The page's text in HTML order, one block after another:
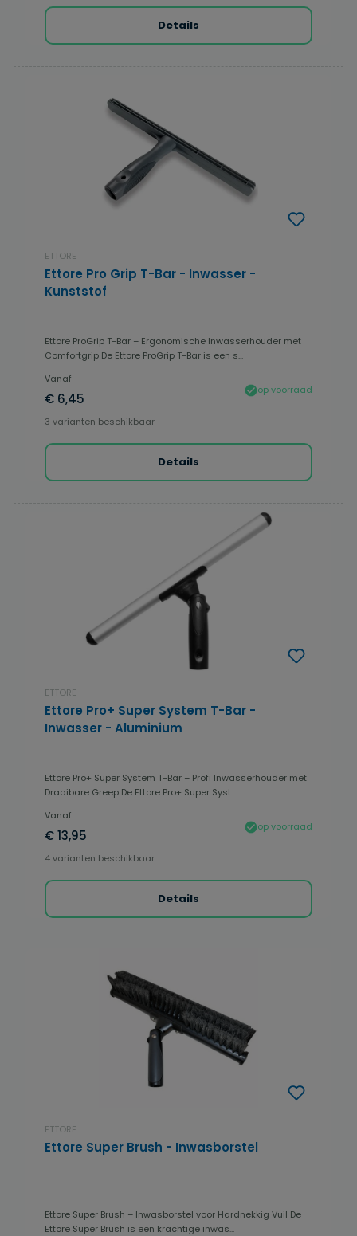
Details
ETTORE
Ettore Pro Grip T-Bar - Inwasser -
Kunststof
Ettore ProGrip T-Bar – Ergonomische Inwasserhouder met
Comfortgrip De Ettore ProGrip T-Bar is een s...
Vanaf
€ 6,45
op voorraad
3 varianten beschikbaar
Details
ETTORE
Ettore Pro+ Super System T-Bar -
Inwasser - Aluminium
Ettore Pro+ Super System T-Bar – Profi Inwasserhouder met
Draaibare Greep De Ettore Pro+ Super Syst...
Vanaf
€ 13,95
op voorraad
4 varianten beschikbaar
Details
ETTORE
Ettore Super Brush - Inwasborstel
Ettore Super Brush – Inwasborstel voor Hardnekkig Vuil De
Ettore Super Brush is een krachtige inwas...